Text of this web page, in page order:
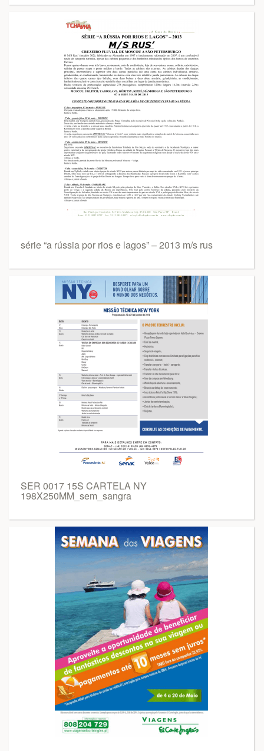
série “a rússia por rios e lagos” – 2013 m/s rus
SER 0017 15S CARTELA NY
198X250MM_sem_sangra